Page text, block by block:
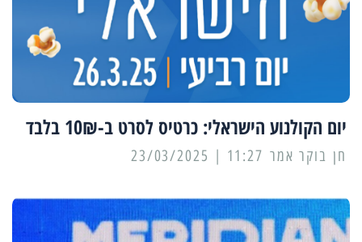
יום הקולנוע הישראלי: כרטיס לסרט ב-10₪ בלבד
11:27 | 23/03/2025